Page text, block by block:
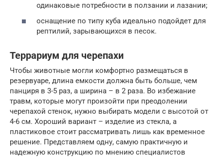
одинаковые потребности в ползании и лазании;
оснащение по типу куба идеально подойдет для
рептилий, зарывающихся в песок.
Террариум для черепахи
Чтобы животные могли комфортно размещаться в
резервуаре, длина емкости должна быть больше, чем
панциря в 3-5 раз, а ширина – в 2 раза. Во избежание
травм, которые могут произойти при преодолении
черепахой стенок, нужно выбирать модели с высотой от
4-6 см. Хороший вариант – изделие из стекла, а
пластиковое стоит рассматривать лишь как временное
решение. Представляем одну, самую практичную и
надежную конструкцию по мнению специалистов